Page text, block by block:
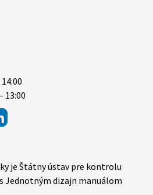
13:00
je Štátny ústav pre kontrolu
Jednotným dizajn manuálom